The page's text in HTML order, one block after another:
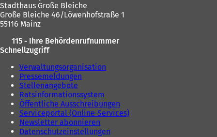
n
T
b
)
Stadthaus Große Bleiche
Große Bleiche 46/Löwenhofstraße 1
55116 Mainz
115 - Ihre Behördenrufnummer
Schnellzugriff
Verwaltungsorganisation
Pressemeldungen
Stellenangebote
Ratsinformationssystem
Öffentliche Ausschreibungen
Serviceportal (Online-Services)
Newsletter abonnieren
Datenschutzeinstellungen